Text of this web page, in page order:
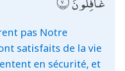
pas Notre
satisfaits de la vie
en sécurité, et